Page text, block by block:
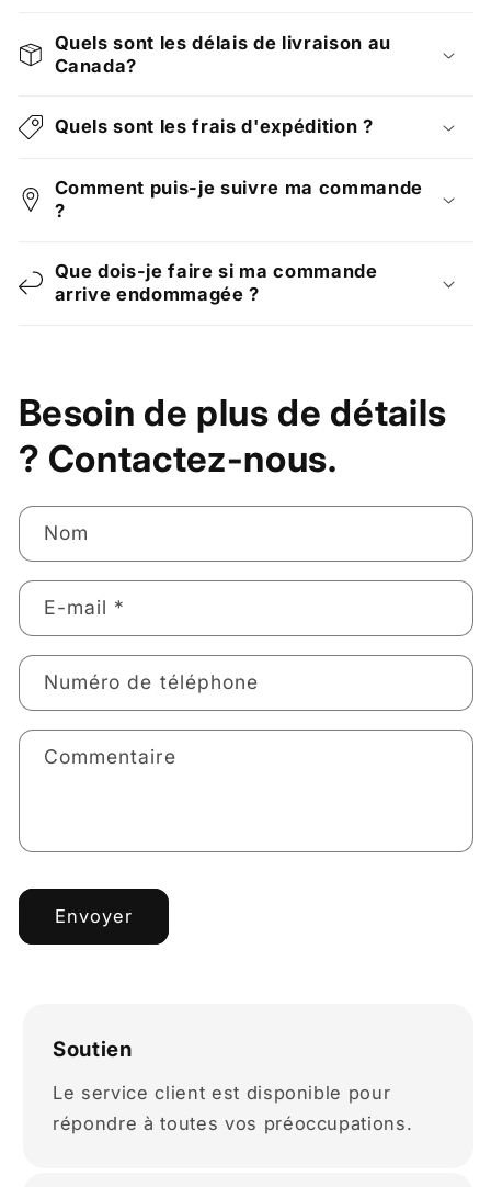
Quels sont les délais de livraison au
Canada?
Quels sont les frais d'expédition ?
Comment puis-je suivre ma commande
?
Que dois-je faire si ma commande
arrive endommagée ?
Besoin de plus de détails
? Contactez-nous.
Nom
E-mail *
Numéro de téléphone
Commentaire
Envoyer
Soutien
Le service client est disponible pour
répondre à toutes vos préoccupations.